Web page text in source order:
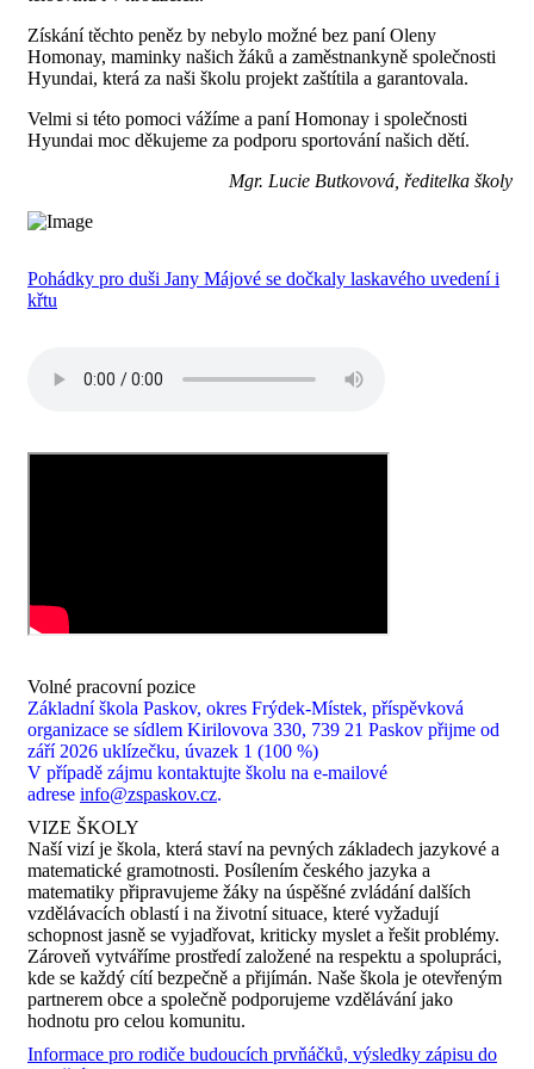
Získání těchto peněz by nebylo možné bez paní Oleny
Homonay, maminky našich žáků a zaměstnankyně společnosti
Hyundai, která za naši školu projekt zaštítila a garantovala.
Velmi si této pomoci vážíme a paní Homonay i společnosti
Hyundai moc děkujeme za podporu sportování našich dětí.
Mgr. Lucie Butkovová, ředitelka školy
Pohádky pro duši Jany Májové se dočkaly laskavého uvedení i
křtu
Volné pracovní pozice
Základní škola Paskov, okres Frýdek-Místek, příspěvková
organizace se sídlem Kirilovova 330, 739 21 Paskov přijme od
září 2026 uklízečku, úvazek 1 (100 %)
V případě zájmu kontaktujte školu na e-mailové
adrese info@zspaskov.cz.
VIZE ŠKOLY
Naší vizí je škola, která staví na pevných základech jazykové a
matematické gramotnosti. Posílením českého jazyka a
matematiky připravujeme žáky na úspěšné zvládání dalších
vzdělávacích oblastí i na životní situace, které vyžadují
schopnost jasně se vyjadřovat, kriticky myslet a řešit problémy.
Zároveň vytváříme prostředí založené na respektu a spolupráci,
kde se každý cítí bezpečně a přijímán. Naše škola je otevřeným
partnerem obce a společně podporujeme vzdělávání jako
hodnotu pro celou komunitu.
Informace pro rodiče budoucích prvňáčků, výsledky zápisu do